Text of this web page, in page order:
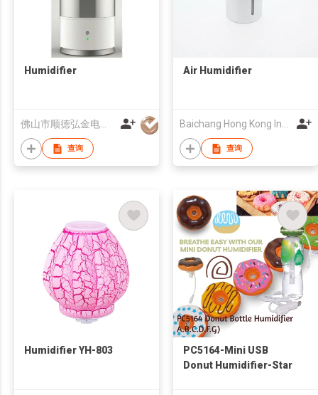
Humidifier
佛山市顺德弘金电器科技有限公司
查询
Air Humidifier
Baichang Hong Kong Industry Limited
查询
Humidifier YH-803
PC5164-Mini USB
Donut Humidifier-Star